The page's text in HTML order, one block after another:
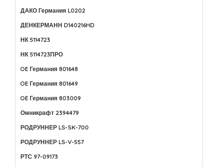
ДАКО Германия L0202
ДЕНКЕРМАНН D140216HD
НК 5114723
НК 5114723ПРО
OE Германия 801648
OE Германия 801649
OE Германия 803009
Омникрафт 2394479
РОДРУННЕР LS-SK-700
РОДРУННЕР LS-V-557
РТС 97-09173